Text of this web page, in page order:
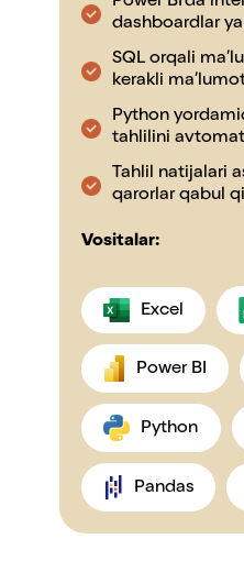
dashboardlar
SQL orqali
kerakli
Python
tahlilini
Tahlil natijalari
qarorlar qabul
Vositalar:
Excel
Power BI
Python
Pandas